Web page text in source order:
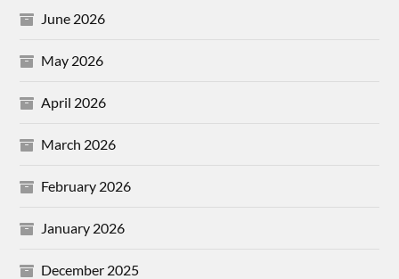
June 2026
May 2026
April 2026
March 2026
February 2026
January 2026
December 2025